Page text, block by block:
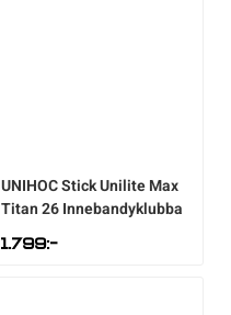
UNIHOCStick Unilite Max
Titan 26 Innebandyklubba
1.799:-